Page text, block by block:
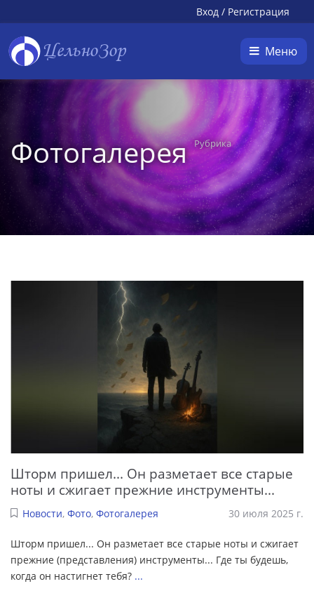
Вход / Регистрация
ЦельноЗор Меню
ФотогалереяРубрика
Шторм пришел... Он разметает все старые
ноты и сжигает прежние инструменты...
Новости, Фото, Фотогалерея 30 июля 2025 г.
Шторм пришел... Он разметает все старые ноты и сжигает
прежние (представления) инструменты... Где ты будешь,
когда он настигнет тебя? ...